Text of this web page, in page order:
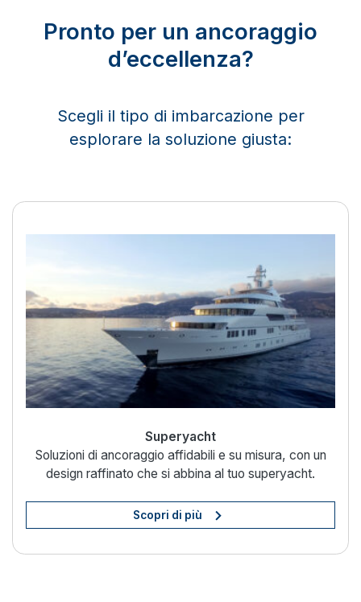
Pronto per un ancoraggio
d’eccellenza?
Scegli il tipo di imbarcazione per
esplorare la soluzione giusta:
Ancoraggio sicuro
Superyacht
Soluzioni di ancoraggio affidabili e su misura, con un
design raffinato che si abbina al tuo superyacht.
Scopri di più